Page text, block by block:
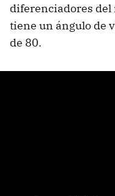
diferenciadores del
tiene un ángulo de
de 80.